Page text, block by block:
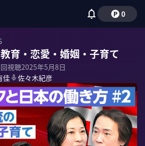
0
育・恋愛・婚姻・子育て
回視聴2025年5月8日
佳 佐々木紀彦